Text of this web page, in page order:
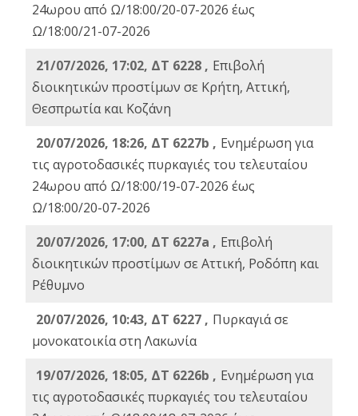
24ωρου από Ω/18:00/20-07-2026 έως
Ω/18:00/21-07-2026
21/07/2026, 17:02, ΔΤ 6228 , Επιβολή
διοικητικών προστίμων σε Κρήτη, Αττική,
Θεσπρωτία και Κοζάνη
20/07/2026, 18:26, ΔΤ 6227b , Ενημέρωση για
τις αγροτοδασικές πυρκαγιές του τελευταίου
24ωρου από Ω/18:00/19-07-2026 έως
Ω/18:00/20-07-2026
20/07/2026, 17:00, ΔΤ 6227a , Επιβολή
διοικητικών προστίμων σε Αττική, Ροδόπη και
Ρέθυμνο
20/07/2026, 10:43, ΔΤ 6227 , Πυρκαγιά σε
μονοκατοικία στη Λακωνία
19/07/2026, 18:05, ΔΤ 6226b , Ενημέρωση για
τις αγροτοδασικές πυρκαγιές του τελευταίου